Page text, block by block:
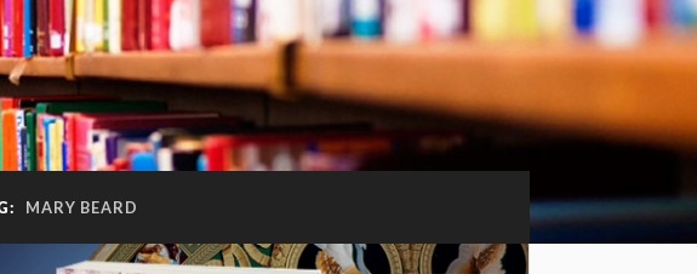
MARY BEARD